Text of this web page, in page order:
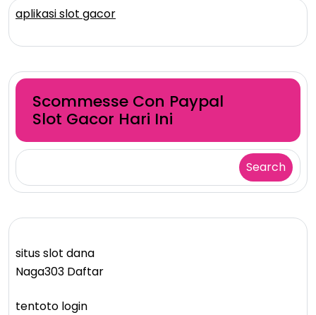
aplikasi slot gacor
Scommesse Con Paypal
Slot Gacor Hari Ini
Search
situs slot dana
Naga303 Daftar
tentoto login